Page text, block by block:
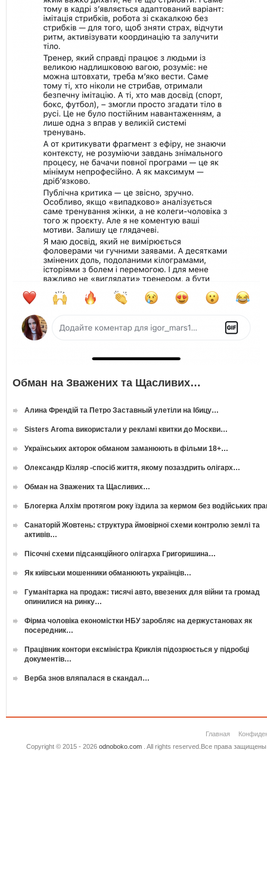
Обман на Зважених та Щасливих…
Алина Френдій та Петро Заставный улетіли на Ібицу…
Sisters Aroma використали у рекламі квитки до Москви…
Українських акторок обманом заманюють в фільми 18+…
Олександр Кізляр -спосіб життя, якому позаздрить олігарх…
Обман на Зважених та Щасливих…
Блогерка Алхім протягом року їздила за кермом без водійських
Санаторій Жовтень: структура ймовірної схеми контролю землі та
активів…
Пісочні схеми підсанкційного олігарха Григоришина…
Як київськи мошенники обманюють українців…
Гуманітарка на продаж: тисячі авто, ввезених для війни та громад
опинилися на ринку…
Фірма чоловіка економістки НБУ заробляє на держустановах як
посередник…
Працівник контори ексміністра Криклія підозрюється у підробці
документів…
Верба знов вляпалася в скандал…
Главная
Copyright © 2015 - 2026 odnoboko.com. All rights reserved.Все права защищены.